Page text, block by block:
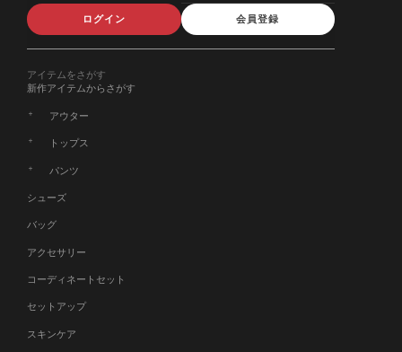
ログイン 会員登録
アイテムをさがす
新作アイテムからさがす
アウター
トップス
パンツ
シューズ
バッグ
アクセサリー
コーディネートセット
セットアップ
スキンケア